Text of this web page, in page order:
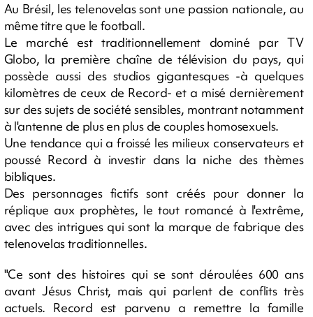
Au Brésil, les telenovelas sont une passion nationale, au
même titre que le football.
Le marché est traditionnellement dominé par TV
Globo, la première chaîne de télévision du pays, qui
possède aussi des studios gigantesques -à quelques
kilomètres de ceux de Record- et a misé dernièrement
sur des sujets de société sensibles, montrant notamment
à l'antenne de plus en plus de couples homosexuels.
Une tendance qui a froissé les milieux conservateurs et
poussé Record à investir dans la niche des thèmes
bibliques.
Des personnages fictifs sont créés pour donner la
réplique aux prophètes, le tout romancé à l'extrême,
avec des intrigues qui sont la marque de fabrique des
telenovelas traditionnelles.
"Ce sont des histoires qui se sont déroulées 600 ans
avant Jésus Christ, mais qui parlent de conflits très
actuels. Record est parvenu a remettre la famille